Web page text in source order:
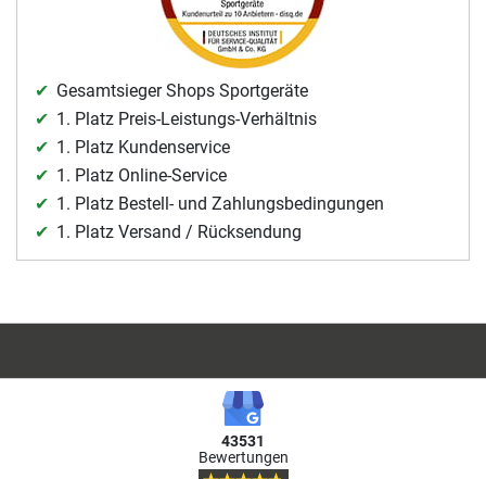
Gesamtsieger Shops Sportgeräte
1. Platz Preis-Leistungs-Verhältnis
1. Platz Kundenservice
1. Platz Online-Service
1. Platz Bestell- und Zahlungsbedingungen
1. Platz Versand / Rücksendung
43531
Bewertungen